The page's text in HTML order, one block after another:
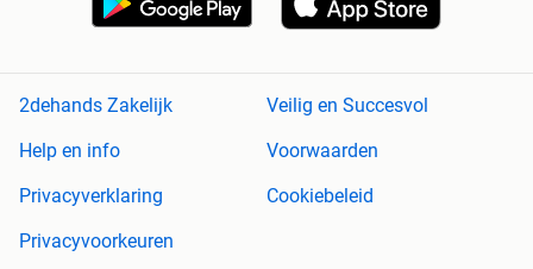
2dehands Zakelijk
Veilig en Succesvol
Help en info
Voorwaarden
Privacyverklaring
Cookiebeleid
Privacyvoorkeuren